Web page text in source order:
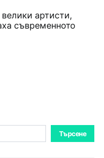
артисти,
съвременното
Търсене